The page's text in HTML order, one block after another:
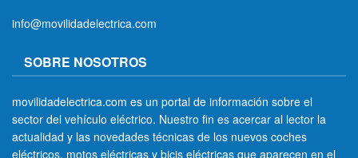
info@movilidadelectrica.com
SOBRE NOSOTROS
movilidadelectrica.com es un portal de información sobre el
sector del vehículo eléctrico. Nuestro fin es acercar al lector la
actualidad y las novedades técnicas de los nuevos coches
eléctricos, motos eléctricas y bicis eléctricas que aparecen en el